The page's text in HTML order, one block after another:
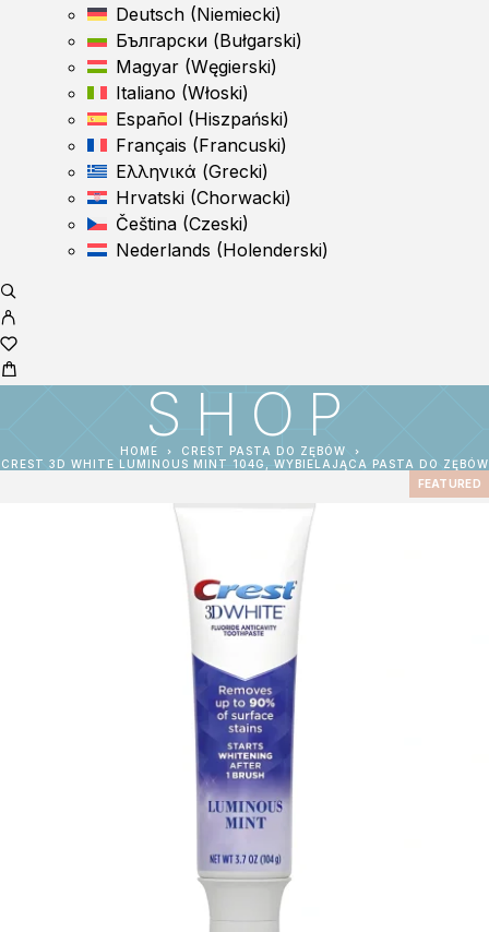
Deutsch (Niemiecki)
Български (Bułgarski)
Magyar (Węgierski)
Italiano (Włoski)
Español (Hiszpański)
Français (Francuski)
Ελληνικά (Grecki)
Hrvatski (Chorwacki)
Čeština (Czeski)
Nederlands (Holenderski)
SHOP
HOME
CREST PASTA DO ZĘBÓW
CREST 3D WHITE LUMINOUS MINT 104G, WYBIELAJĄCA PASTA DO ZĘBÓW
FEATURED